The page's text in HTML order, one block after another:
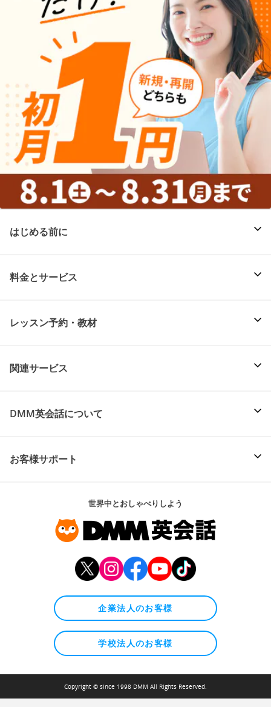
はじめる前に
料金とサービス
レッスン予約・教材
関連サービス
DMM英会話について
お客様サポート
世界中とおしゃべりしよう
企業法人のお客様
学校法人のお客様
Copyright © since 1998 DMM All Rights Reserved.